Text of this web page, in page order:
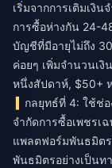
เริ่มจากการเติมเงิ
การซื้อห่างกัน 24-
บัญชีที่มีอายุไม่ถึง
ค่อยๆ เพิ่มจำนวนเ
หนึ่งสัปดาห์, $50+
กลยุทธ์ที่ 4: ใช้ช่อ
จำกัดการซื้อเพชรเ
แพลตฟอร์มพันธมิต
พันธมิตรอย่างเป็นท